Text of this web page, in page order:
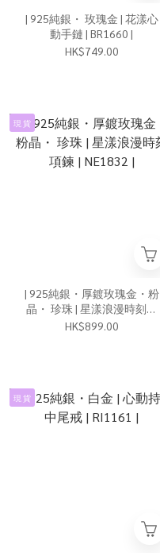
| 925純銀・ 玫瑰金 | 花漾心
動手鏈 | BR1660 |
HK$749.00
現 貨
| 925純銀・厚鍍玫瑰金・粉
晶・ 珍珠 | 星漾浪漫時刻項
鍊 | NE1832 |
HK$899.00
現 貨